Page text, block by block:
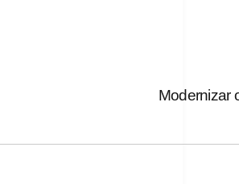
Modernizar